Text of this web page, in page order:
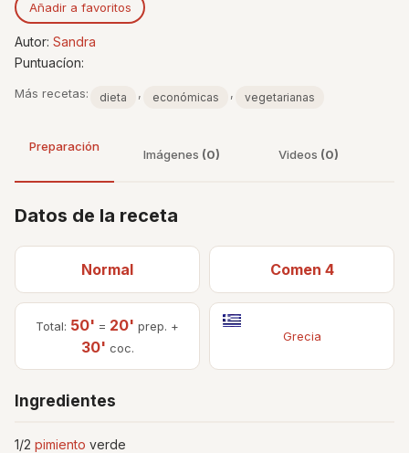
Añadir a favoritos
Autor: Sandra
Puntuacíon:
Más recetas: dieta , económicas , vegetarianas
Preparación
Imágenes (0) Videos (0)
Datos de la receta
Normal Comen 4
Total: 50' = 20' prep. +
30' coc.
Grecia
Ingredientes
1/2 pimiento verde